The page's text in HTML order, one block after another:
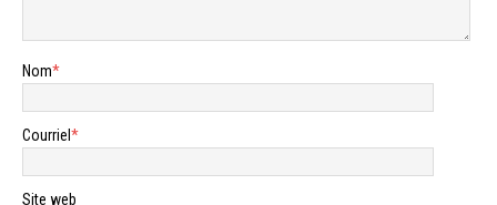
Nom*
Courriel *
Site web